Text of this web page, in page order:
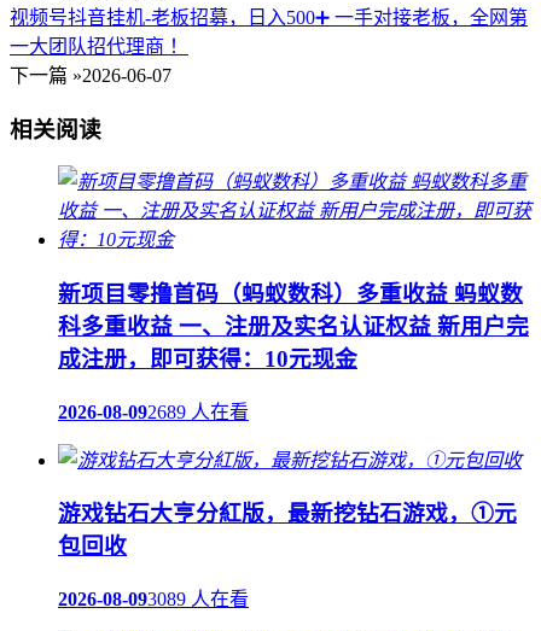
视频号抖音挂机-老板招募，日入500➕ 一手对接老板，全网第
一大团队招代理商 ！
下一篇 »2026-06-07
相关阅读
新项目零撸首码（蚂蚁数科）多重收益 蚂蚁数
科多重收益 一、注册及实名认证权益 新用户完
成注册，即可获得：10元现金
2026-08-092689 人在看
游戏钻石大亨分紅版，最新挖钻石游戏，①元
包回收
2026-08-093089 人在看